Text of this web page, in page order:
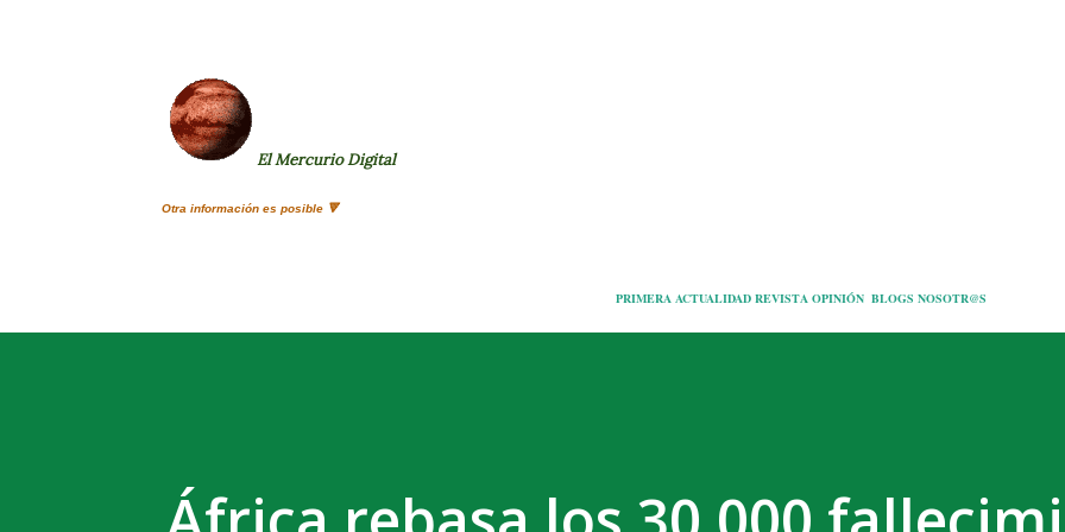
El Mercurio Digital
Otra información es posible 🔻
PRIMERA ACTUALIDAD REVISTA OPINIÓN BLOGS NOSOTR@S